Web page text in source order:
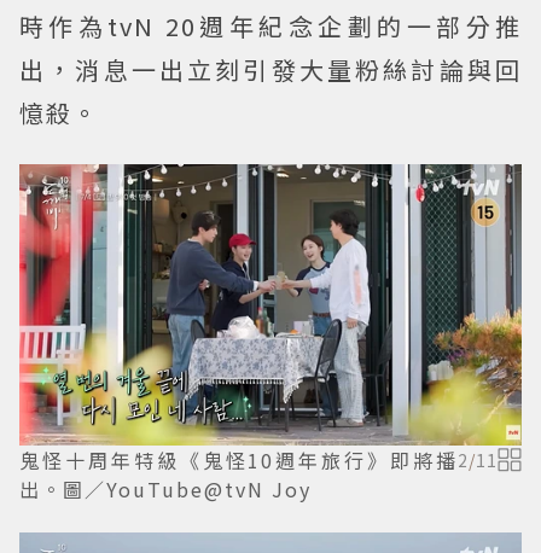
時作為tvN 20週年紀念企劃的一部分推
出，消息一出立刻引發大量粉絲討論與回
憶殺。
鬼怪十周年特級《鬼怪10週年旅行》即將播
出。圖／YouTube@tvN Joy
2/11